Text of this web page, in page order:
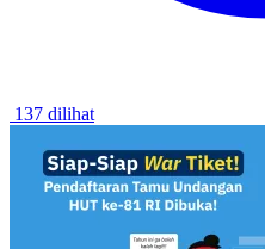
137 dilihat